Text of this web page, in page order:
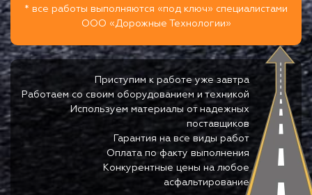
* все работы выполняются «под ключ» специалистами
ООО «Дорожные Технологии»
Приступим к работе уже завтра
Работаем со своим оборудованием и техникой
Используем материалы от надежных
поставщиков
Гарантия на все виды работ
Оплата по факту выполнения
Конкурентные цены на любое
асфальтирование